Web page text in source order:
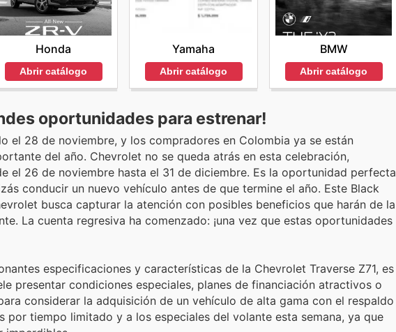
Honda
Abrir catálogo
Yamaha
Abrir catálogo
BMW
Abrir catálogo
oportunidades para estrenar!
el 28 de noviembre, y los compradores en Colombia ya se están
del año. Chevrolet no se queda atrás en esta celebración,
el 26 de noviembre hasta el 31 de diciembre. Es la oportunidad perfecta
conducir un nuevo vehículo antes de que termine el año. Este Black
busca capturar la atención con posibles beneficios que harán de la
La cuenta regresiva ha comenzado: ¡una vez que estas oportunidades
especificaciones y características de la Chevrolet Traverse Z71, es
presentar condiciones especiales, planes de financiación atractivos o
considerar la adquisición de un vehículo de alta gama con el respaldo
tiempo limitado y a los especiales del volante esta semana, ya que